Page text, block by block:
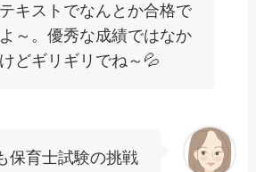
キストでなんとか合格で
～。優秀な成績ではなか
どギリギリでね～💦
保育士試験の挑戦